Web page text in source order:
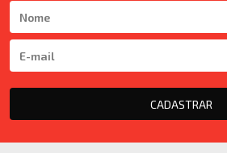
CADASTRAR